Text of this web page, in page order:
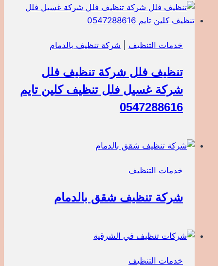
خدمات التنظيف شركة تنظيف بالدمام
تنظيف فلل شركة تنظيف فلل
شركة غسيل فلل تنظيف كلين تايم
0547288616
خدمات التنظيف
شركة تنظيف شقق بالدمام
خدمات التنظيف